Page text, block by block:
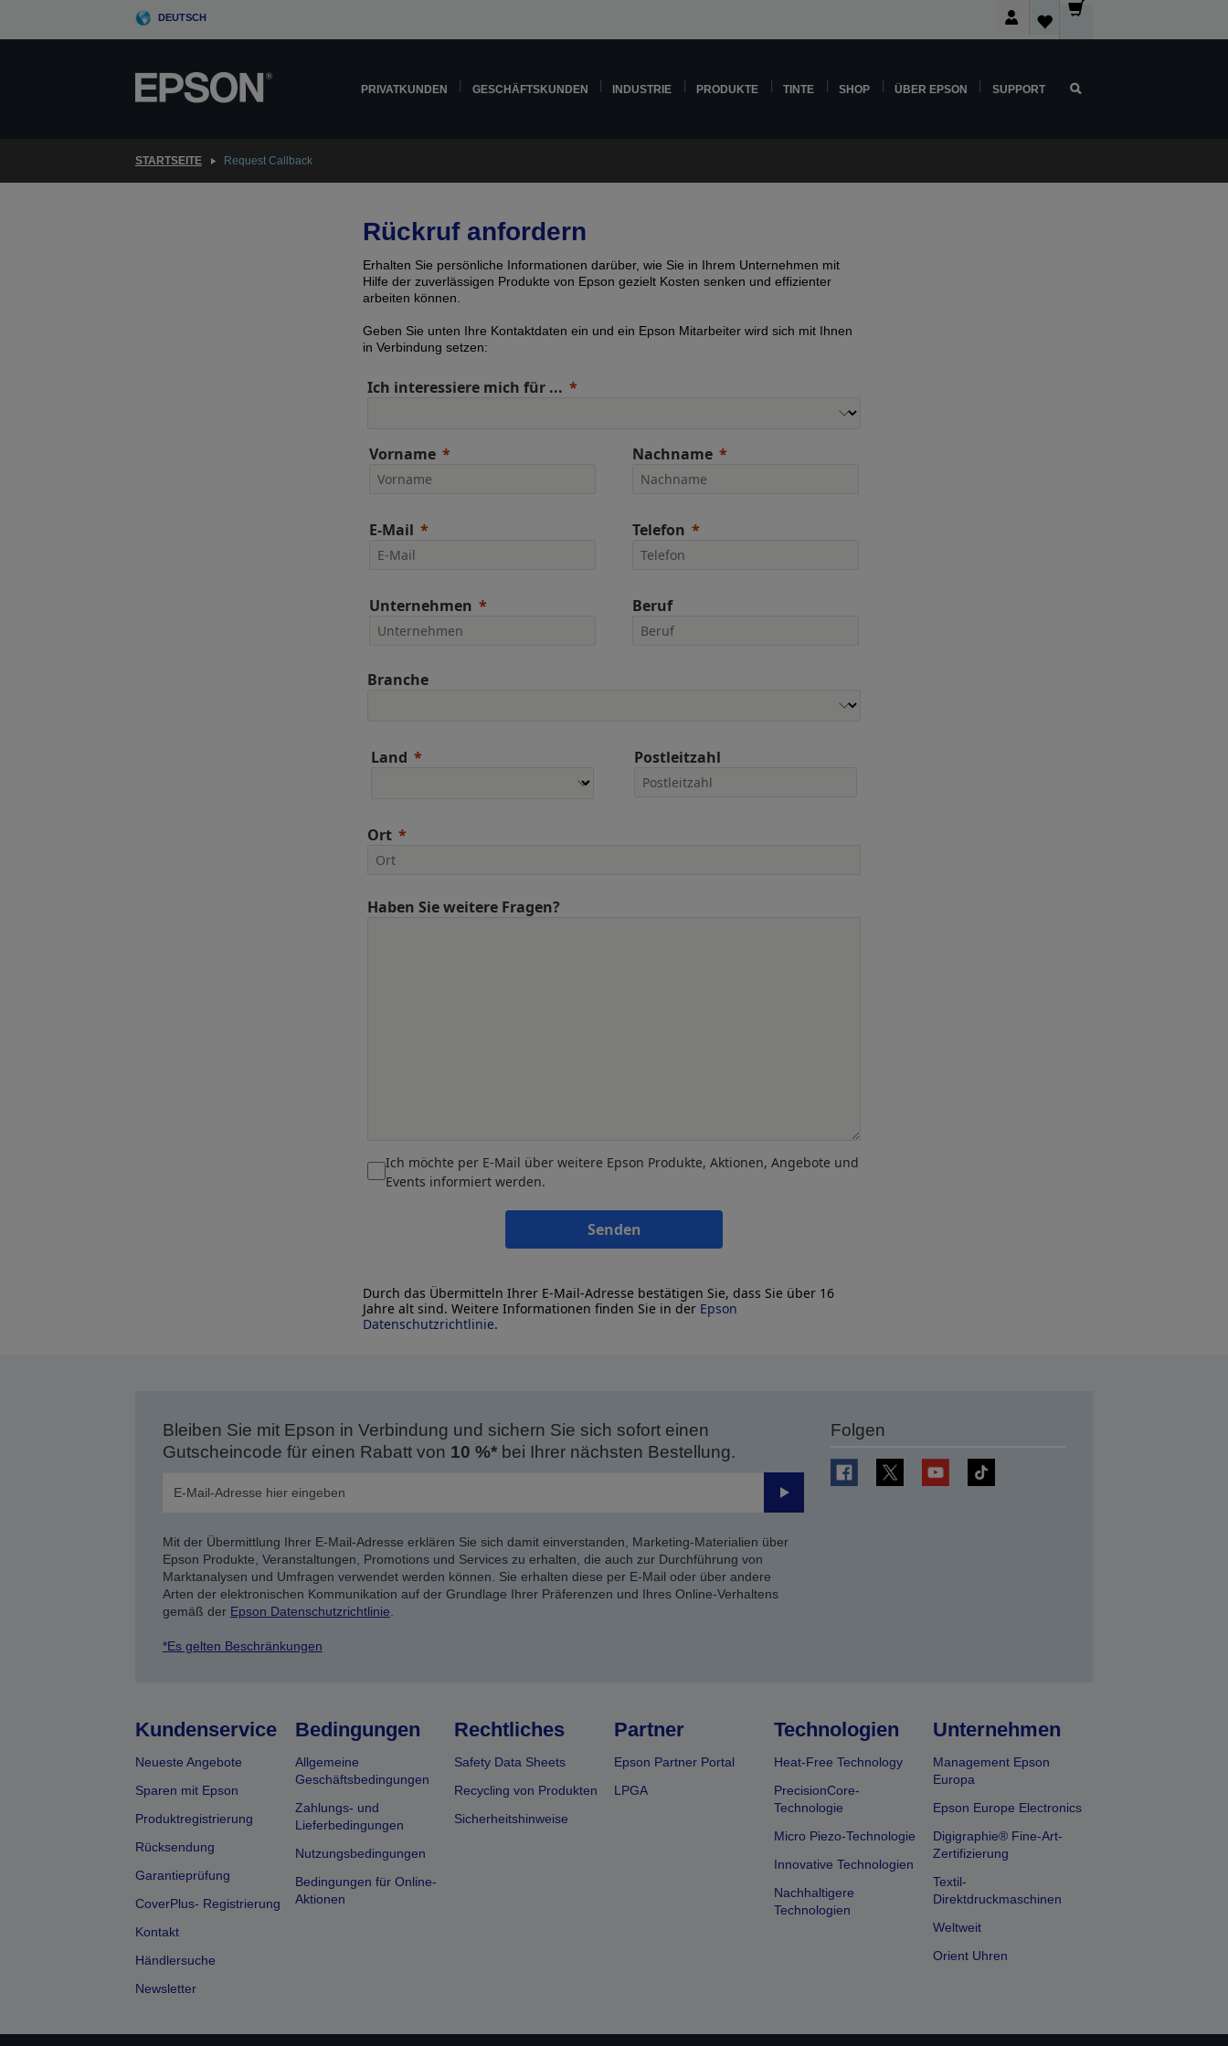
DEUTSCH
PRIVATKUNDEN GESCHÄFTSKUNDEN INDUSTRIE PRODUKTE TINTE SHOP ÜBER EPSON SUPPORT
STARTSEITE Request Callback
Rückruf anfordern
Erhalten Sie persönliche Informationen darüber, wie Sie in Ihrem Unternehmen mit
Hilfe der zuverlässigen Produkte von Epson gezielt Kosten senken und effizienter
arbeiten können.
Geben Sie unten Ihre Kontaktdaten ein und ein Epson Mitarbeiter wird sich mit Ihnen
in Verbindung setzen:
Ich interessiere mich für ...
Vorname Nachname
E-Mail Telefon
Unternehmen Beruf
Branche
Land Postleitzahl
Ort
Haben Sie weitere Fragen?
Ich möchte per E-Mail über weitere Epson Produkte, Aktionen, Angebote und
Events informiert werden.
Senden
Durch das Übermitteln Ihrer E-Mail-Adresse bestätigen Sie, dass Sie über 16
Jahre alt sind. Weitere Informationen finden Sie in der Epson
Datenschutzrichtlinie.
Bleiben Sie mit Epson in Verbindung und sichern Sie sich sofort einen
Gutscheincode für einen Rabatt von 10 %*bei Ihrer nächsten Bestellung.
Senden
Mit der Übermittlung Ihrer E-Mail-Adresse erklären Sie sich damit einverstanden, Marketing-Materialien über
Epson Produkte, Veranstaltungen, Promotions und Services zu erhalten, die auch zur Durchführung von
Marktanalysen und Umfragen verwendet werden können. Sie erhalten diese per E-Mail oder über andere
Arten der elektronischen Kommunikation auf der Grundlage Ihrer Präferenzen und Ihres Online-Verhaltens
gemäß der Epson Datenschutzrichtlinie
*Es gelten Beschränkungen
Folgen
Kundenservice
Neueste Angebote
Sparen mit Epson
Produktregistrierung
Rücksendung
Garantieprüfung
CoverPlus- Registrierung
Kontakt
Händlersuche
Newsletter
Bedingungen
Allgemeine
Geschäftsbedingungen
Zahlungs- und
Lieferbedingungen
Nutzungsbedingungen
Bedingungen für Online-
Aktionen
Rechtliches
Safety Data Sheets
Recycling von Produkten
Sicherheitshinweise
Partner
Epson Partner Portal
LPGA
Technologien
Heat-Free Technology
PrecisionCore-
Technologie
Micro Piezo-Technologie
Innovative Technologien
Nachhaltigere
Technologien
Unternehmen
Management Epson
Europa
Epson Europe Electronics
Digigraphie® Fine-Art-
Zertifizierung
Textil-
Direktdruckmaschinen
Weltweit
Orient Uhren